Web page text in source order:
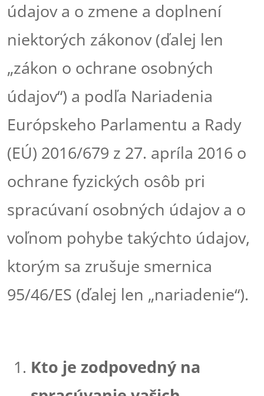
údajov a o zmene a doplnení
niektorých zákonov (ďalej len
„zákon o ochrane osobných
údajov“) a podľa Nariadenia
Európskeho Parlamentu a Rady
(EÚ) 2016/679 z 27. apríla 2016 o
ochrane fyzických osôb pri
spracúvaní osobných údajov a o
voľnom pohybe takýchto údajov,
ktorým sa zrušuje smernica
95/46/ES (ďalej len „nariadenie“).
Kto je zodpovedný na